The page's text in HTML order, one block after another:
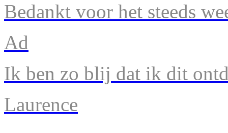
Bedankt voor het steeds
Ad
Ik ben zo blij dat ik dit
Laurence